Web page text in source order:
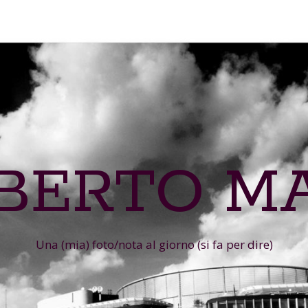
Una (mia) foto/nota al giorno (si fa per dire)